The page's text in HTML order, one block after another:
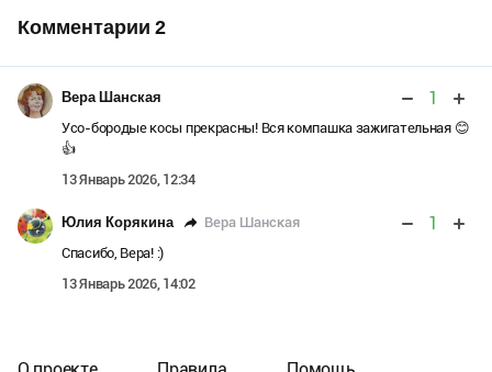
Комментарии 2
Вера Шанская 1
Усо-бородые косы прекрасны! Вся компашка зажигательная 😊
👍
13 Январь 2026, 12:34
Юлия Корякина Вера Шанская 1
Спасибо, Вера! :)
13 Январь 2026, 14:02